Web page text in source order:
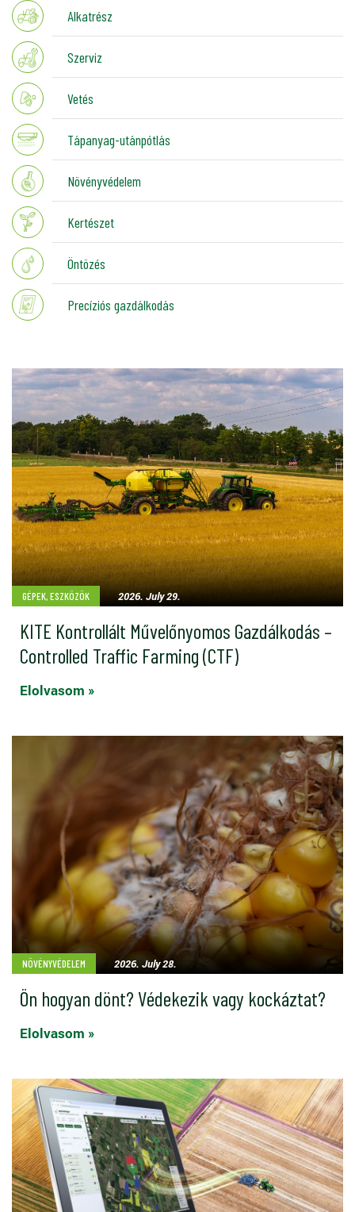
Alkatrész
Szerviz
Vetés
Tápanyag-utánpótlás
Növényvédelem
Kertészet
Öntözés
Precíziós gazdálkodás
GÉPEK, ESZKÖZÖK 2026. July 29.
KITE Kontrollált Művelőnyomos Gazdálkodás –
Controlled Traffic Farming (CTF)
Elolvasom »
NÖVÉNYVÉDELEM 2026. July 28.
Ön hogyan dönt? Védekezik vagy kockáztat?
Elolvasom »